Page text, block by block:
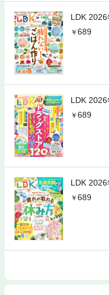
LDK 2026
689
LDK 2026
689
LDK 2026
689